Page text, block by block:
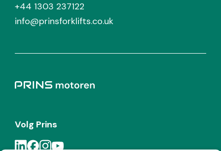
+44 1303 237122
info@prinsforklifts.co.uk
Volg Prins